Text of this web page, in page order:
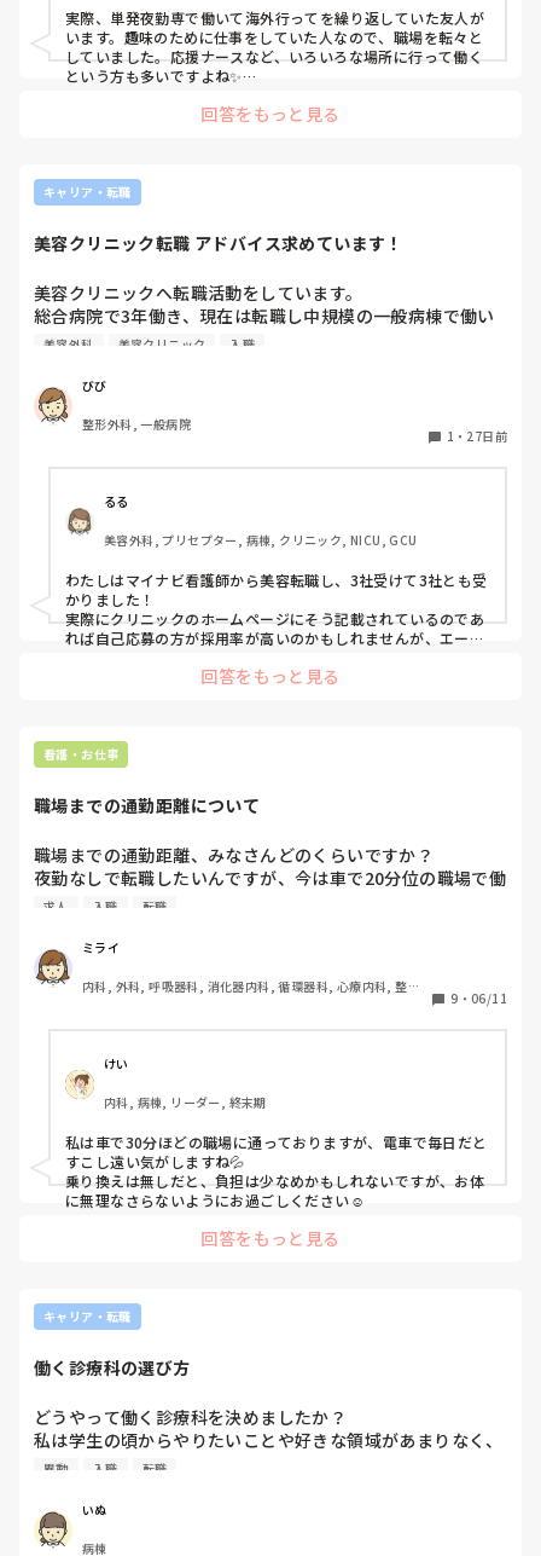
化器外科, 一般病院, 慢性期, 回復期, 終末期
実際、単発夜勤専で働いて海外行ってを繰り返していた友人が
います。趣味のために仕事をしていた人なので、職場を転々と
していました。応援ナースなど、いろいろな場所に行って働く
という方も多いですよね✨
直に伝えてそろそろ長く働ける職場を見つけたいと思っていま
回答をもっと見る
キャリア・転職
美容クリニック転職 アドバイス求めています！
美容クリニックへ転職活動をしています。
総合病院で3年働き、現在は転職し中規模の一般病棟で働い
ています。
面接や応募もしたことがありません。
美容クリニックへの応募は自己応募の方が採用されやすいと
の方が採用率が高い傾向にあると書かれていました。
美容クリニックへ転職されたかた是非アドバイスをお願いし
ます。
自己応募のほうがいいのでしょうか？
エージェントは利用されましたか？利用された方は、どのエ
ージェントか教えて頂きたいです！
美容外科 美容クリニック 入職
びび
整形外科, 一般病院
1 ・ 27日前
るる
美容外科, プリセプター, 病棟, クリニック, NICU, GCU
わたしはマイナビ看護師から美容転職し、3社受けて3社とも受
かりました！
実際にクリニックのホームページにそう記載されているのであ
れば自己応募の方が採用率が高いのかもしれませんが、エージ
そういう記載をすること自体どうなのかな？とも思ってしまい
🙆‍♀️笑
回答をもっと見る
看護・お仕事
職場までの通勤距離について
職場までの通勤距離、みなさんどのくらいですか？
夜勤なしで転職したいんですが、今は車で20分位の職場で働
いています。社会人になってから電車を使ったことはないん
でしょうか？乗り換えはないです。
求人 入職 転職
ミライ
内科, 外科, 呼吸器科, 消化器内科, 循環器科, 心療内科, 整形
9 ・ 06/11
けい
内科, 病棟, リーダー, 終末期
私は車で30分ほどの職場に通っておりますが、電車で毎日だと
すこし遠い気がしますね💦
乗り換えは無しだと、負担は少なめかもしれないですが、お体
に無理なさらないようにお過ごしください☺️
回答をもっと見る
キャリア・転職
働く診療科の選び方
どうやって働く診療科を決めましたか？
私は学生の頃からやりたいことや好きな領域があまりなく、
現在もキャリアに悩んでいます。
皆さんの働いてる診療科、職場の規模、なぜここにしたかを
教えていただけないでしょうか？
異動 入職 転職
いぬ
病棟